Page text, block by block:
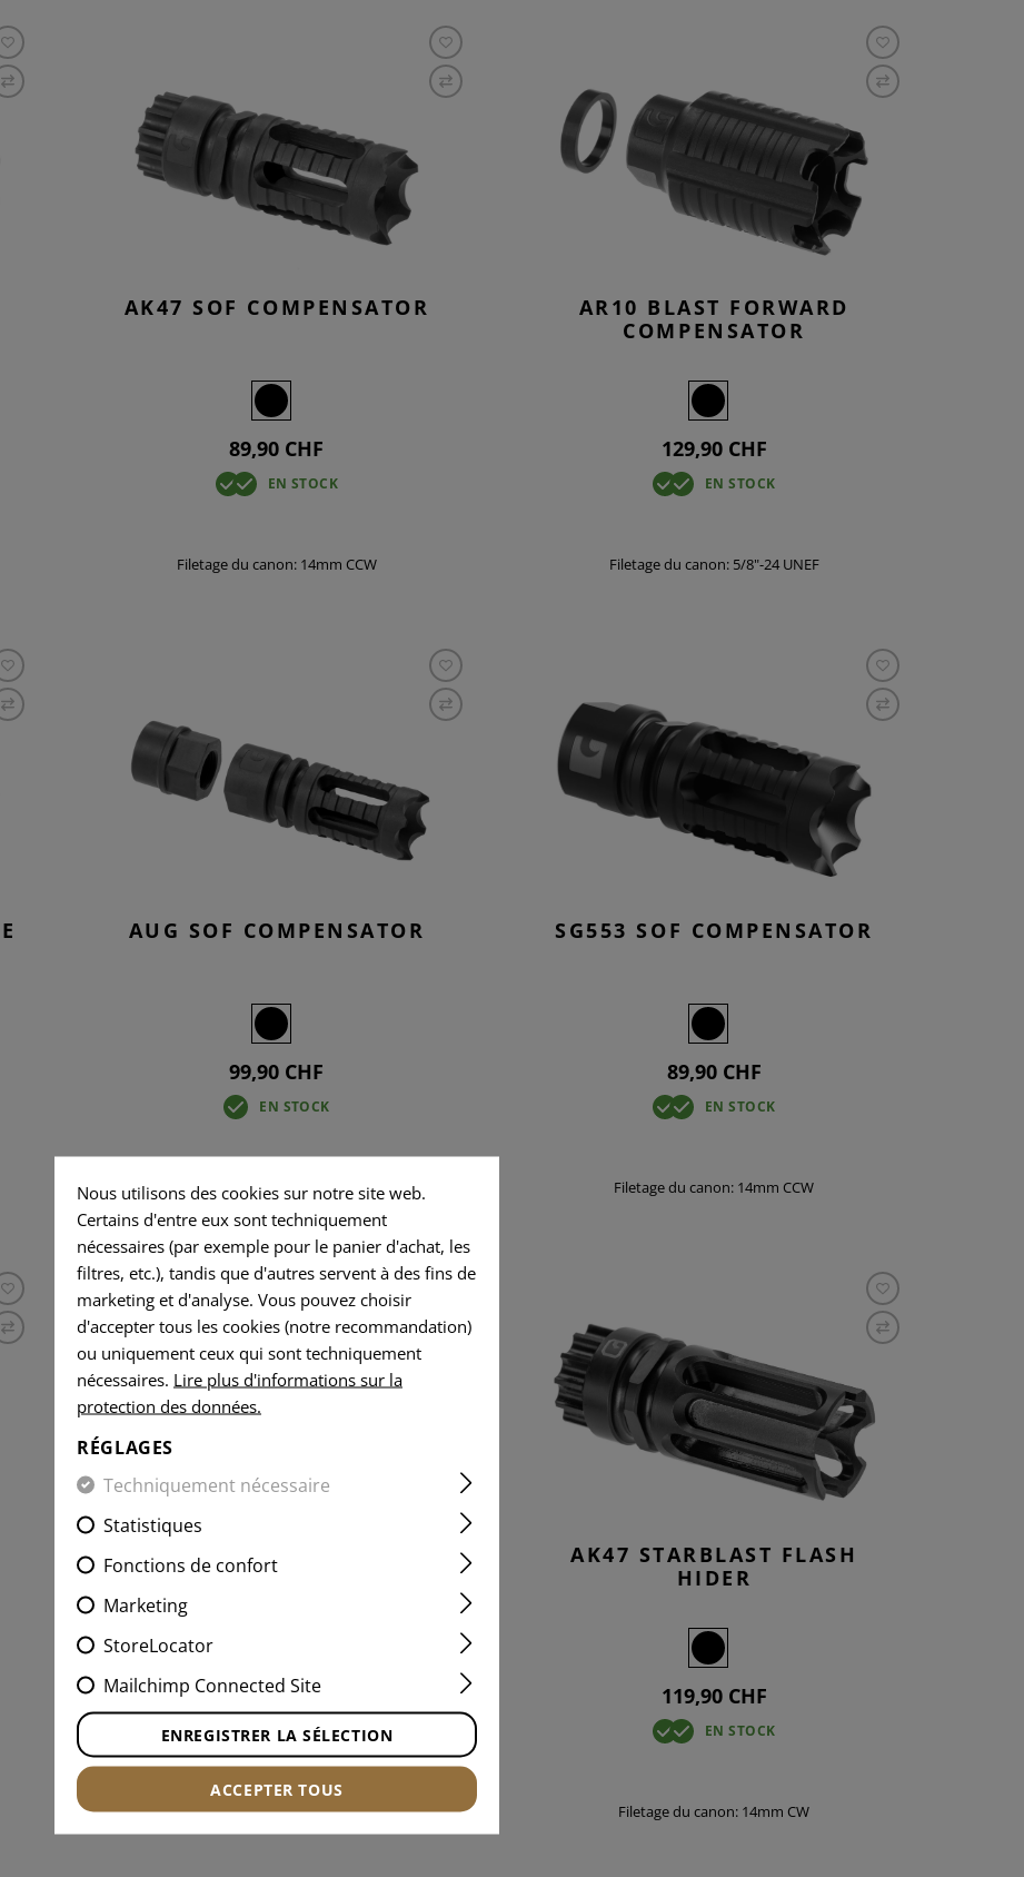
AK47 SOF COMPENSATOR
89,90 CHF
EN STOCK
Filetage du canon: 14mm CCW
AR10 BLAST FORWARD
COMPENSATOR
129,90 CHF
EN STOCK
Filetage du canon: 5/8"-24 UNEF
AUG SOF COMPENSATOR
99,90 CHF
EN STOCK
Filetage du canon: 13mm CCW
SG553 SOF COMPENSATOR
89,90 CHF
EN STOCK
Filetage du canon: 14mm CCW
AUG TWO CHAMBER MUZZLE
BRAKE
104,90 CHF
EN STOCK
Filetage du canon: 13mm CCW
AK47 STARBLAST FLASH
HIDER
119,90 CHF
EN STOCK
Filetage du canon: 14mm CW
Nous utilisons des cookies sur notre site web.
Certains d'entre eux sont techniquement
nécessaires (par exemple pour le panier d'achat, les
filtres, etc.), tandis que d'autres servent à des fins de
marketing et d'analyse. Vous pouvez choisir
d'accepter tous les cookies (notre recommandation)
ou uniquement ceux qui sont techniquement
nécessaires. Lire plus d'informations sur la
protection des données.
RÉGLAGES
Techniquement nécessaire
Statistiques
Fonctions de confort
Marketing
StoreLocator
Mailchimp Connected Site
ENREGISTRER LA SÉLECTION
ACCEPTER TOUS